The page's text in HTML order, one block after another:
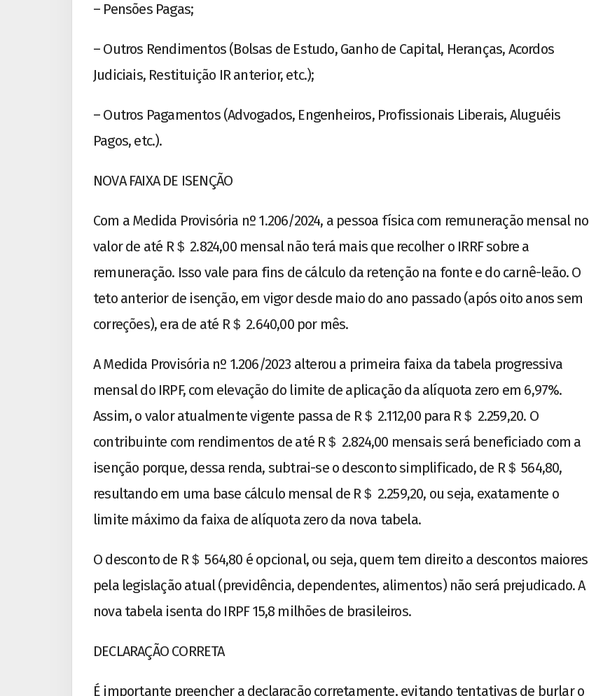
– Pensões Pagas;
– Outros Rendimentos (Bolsas de Estudo, Ganho de Capital, Heranças, Acordos
Judiciais, Restituição IR anterior, etc.);
– Outros Pagamentos (Advogados, Engenheiros, Profissionais Liberais, Aluguéis
Pagos, etc.).
NOVA FAIXA DE ISENÇÃO
Com a Medida Provisória nº 1.206/2024, a pessoa física com remuneração mensal no
valor de até R＄ 2.824,00 mensal não terá mais que recolher o IRRF sobre a
remuneração. Isso vale para fins de cálculo da retenção na fonte e do carnê-leão. O
teto anterior de isenção, em vigor desde maio do ano passado (após oito anos sem
correções), era de até R＄ 2.640,00 por mês.
A Medida Provisória nº 1.206/2023 alterou a primeira faixa da tabela progressiva
mensal do IRPF, com elevação do limite de aplicação da alíquota zero em 6,97%.
Assim, o valor atualmente vigente passa de R＄ 2.112,00 para R＄ 2.259,20. O
contribuinte com rendimentos de até R＄ 2.824,00 mensais será beneficiado com a
isenção porque, dessa renda, subtrai-se o desconto simplificado, de R＄ 564,80,
resultando em uma base cálculo mensal de R＄ 2.259,20, ou seja, exatamente o
limite máximo da faixa de alíquota zero da nova tabela.
O desconto de R＄ 564,80 é opcional, ou seja, quem tem direito a descontos maiores
pela legislação atual (previdência, dependentes, alimentos) não será prejudicado. A
nova tabela isenta do IRPF 15,8 milhões de brasileiros.
DECLARAÇÃO CORRETA
É importante preencher a declaração corretamente, evitando tentativas de burlar o